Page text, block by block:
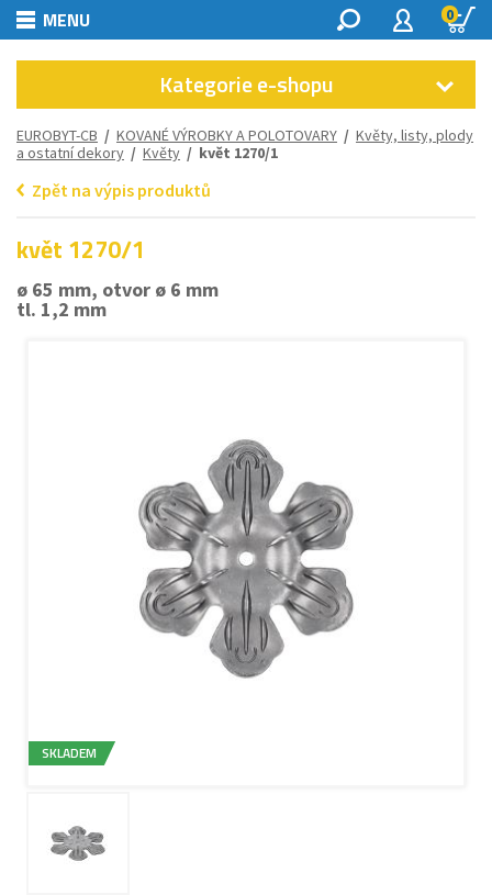
MENU 0
Kategorie e-shopu
EUROBYT-CB / KOVANÉ VÝROBKY A POLOTOVARY / Květy, listy, plody
a ostatní dekory / Květy / květ 1270/1
Zpět na výpis produktů
květ 1270/1
ø 65 mm, otvor ø 6 mm
tl. 1,2 mm
SKLADEM